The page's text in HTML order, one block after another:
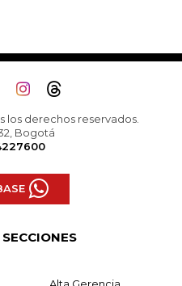
los derechos reservados.
Bogotá